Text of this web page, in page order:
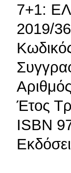
7+1:
2019/
Έτος
ISBN